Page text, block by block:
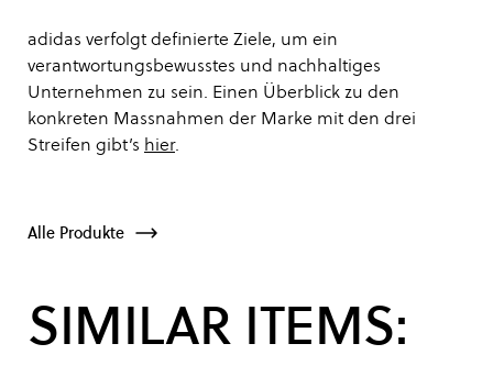
adidas verfolgt definierte Ziele, um ein
verantwortungsbewusstes und nachhaltiges
Unternehmen zu sein. Einen Überblick zu den
konkreten Massnahmen der Marke mit den drei
Streifen gibt’s hier.
Alle Produkte
SIMILAR ITEMS: